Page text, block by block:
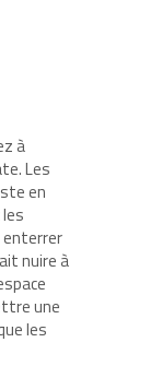
à
Les
en
enterrer
nuire à
une
les